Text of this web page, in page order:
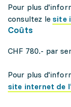
Pour plus
consultez le site
Coûts
CHF 780.- par
Pour plus
site internet de